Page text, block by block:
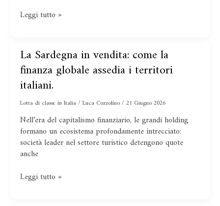
Leggi tutto »
La Sardegna in vendita: come la
finanza globale assedia i territori
italiani.
Lotta di classe in Italia/Luca Cozzolino/21 Giugno 2026
Nell’era del capitalismo finanziario, le grandi holding
formano un ecosistema profondamente intrecciato:
società leader nel settore turistico detengono quote
anche
La
Sardegna
in
vendita:
come
la
finanza
globale
assedia
i
italiani.
Leggi tutto »